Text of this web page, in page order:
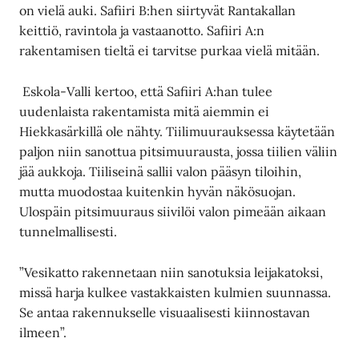
on vielä auki. Safiiri B:hen siirtyvät Rantakallan
keittiö, ravintola ja vastaanotto. Safiiri A:n
rakentamisen tieltä ei tarvitse purkaa vielä mitään.
Eskola-Valli kertoo, että Safiiri A:han tulee
uudenlaista rakentamista mitä aiemmin ei
Hiekkasärkillä ole nähty. Tiilimuurauksessa käytetään
paljon niin sanottua pitsimuurausta, jossa tiilien väliin
jää aukkoja. Tiiliseinä sallii valon pääsyn tiloihin,
mutta muodostaa kuitenkin hyvän näkösuojan.
Ulospäin pitsimuuraus siivilöi valon pimeään aikaan
tunnelmallisesti.
”Vesikatto rakennetaan niin sanotuksia leijakatoksi,
missä harja kulkee vastakkaisten kulmien suunnassa.
Se antaa rakennukselle visuaalisesti kiinnostavan
ilmeen”.